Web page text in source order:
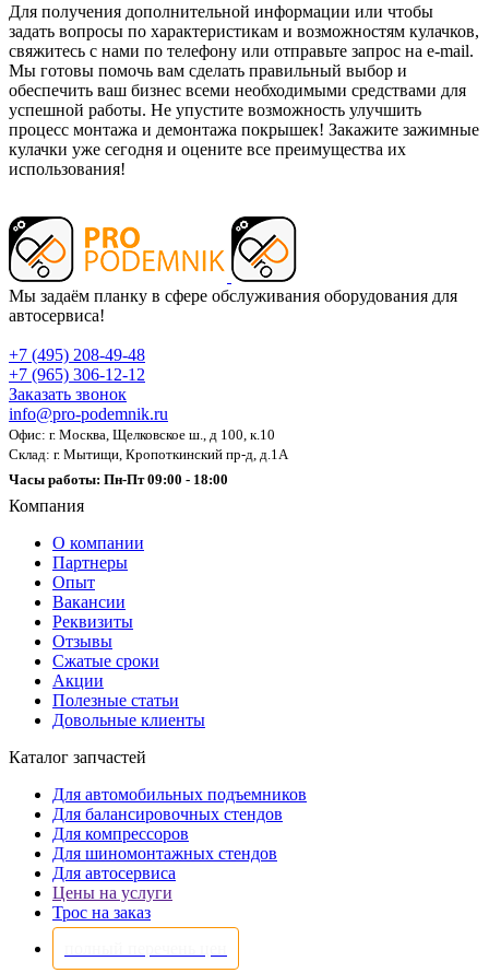
Для получения дополнительной информации или чтобы
задать вопросы по характеристикам и возможностям кулачков,
свяжитесь с нами по телефону или отправьте запрос на e-mail.
Мы готовы помочь вам сделать правильный выбор и
обеспечить ваш бизнес всеми необходимыми средствами для
успешной работы. Не упустите возможность улучшить
процесс монтажа и демонтажа покрышек! Закажите зажимные
кулачки уже сегодня и оцените все преимущества их
использования!
Мы задаём планку в сфере обслуживания оборудования для
автосервиса!
+7 (495) 208-49-48
+7 (965) 306-12-12
Заказать звонок
info@pro-podemnik.ru
Офис: г. Москва, Щелковское ш., д 100, к.10
Склад: г. Мытищи, Кропоткинский пр-д, д.1А
Часы работы: Пн-Пт 09:00 - 18:00
Компания
О компании
Партнеры
Опыт
Вакансии
Реквизиты
Отзывы
Сжатые сроки
Акции
Полезные статьи
Довольные клиенты
Каталог запчастей
Для автомобильных подъемников
Для балансировочных стендов
Для компрессоров
Для шиномонтажных стендов
Для автосервиса
Цены на услуги
Трос на заказ